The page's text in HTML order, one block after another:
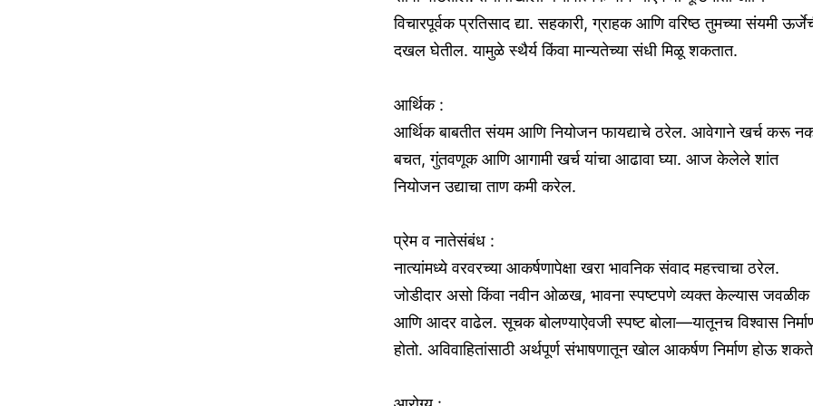
विचारपूर्वक प्रतिसाद द्या. सहकारी, ग्राहक आणि वरिष्ठ तुमच्या संयमी
दखल घेतील. यामुळे स्थैर्य किंवा मान्यतेच्या संधी मिळू शकतात.
आर्थिक :
आर्थिक बाबतीत संयम आणि नियोजन फायद्याचे ठरेल. आवेगाने खर्च करू
बचत, गुंतवणूक आणि आगामी खर्च यांचा आढावा घ्या. आज केलेले शांत
नियोजन उद्याचा ताण कमी करेल.
प्रेम व नातेसंबंध :
नात्यांमध्ये वरवरच्या आकर्षणापेक्षा खरा भावनिक संवाद महत्त्वाचा ठरेल.
जोडीदार असो किंवा नवीन ओळख, भावना स्पष्टपणे व्यक्त केल्यास जवळीक
आणि आदर वाढेल. सूचक बोलण्याऐवजी स्पष्ट बोला—यातूनच विश्वास
होतो. अविवाहितांसाठी अर्थपूर्ण संभाषणातून खोल आकर्षण निर्माण होऊ